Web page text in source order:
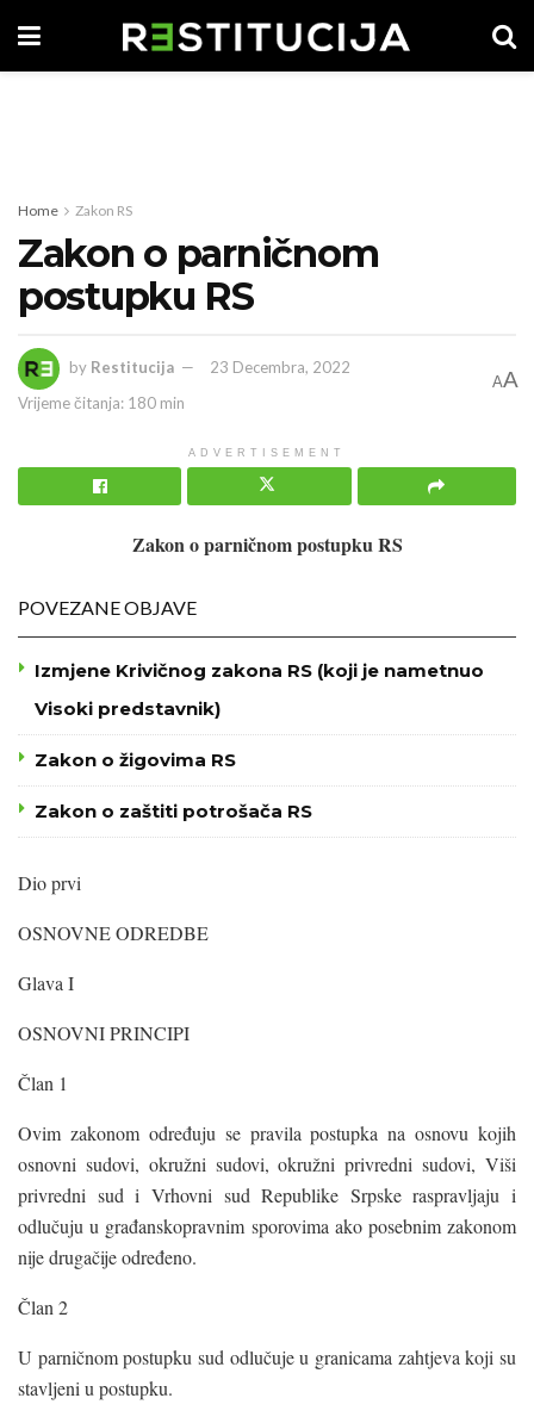
Home Zakon RS
Zakon o parničnom
postupku RS
by Restitucija
23 Decembra, 2022
Vrijeme čitanja: 180 min
AA
ADVERTISEMENT
Zakon o parničnom postupku RS
POVEZANE OBJAVE
Izmjene Krivičnog zakona RS (koji je nametnuo
Visoki predstavnik)
Zakon o žigovima RS
Zakon o zaštiti potrošača RS
Dio prvi
OSNOVNE ODREDBE
Glava I
OSNOVNI PRINCIPI
Član 1
Ovim zakonom određuju se pravila postupka na osnovu kojih
osnovni sudovi, okružni sudovi, okružni privredni sudovi, Viši
privredni sud i Vrhovni sud Republike Srpske raspravljaju i
odlučuju u građanskopravnim sporovima ako posebnim zakonom
nije drugačije određeno.
Član 2
U parničnom postupku sud odlučuje u granicama zahtjeva koji su
stavljeni u postupku.